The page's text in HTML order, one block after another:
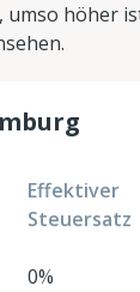
umso höher
Effektiver
Steuersatz
0%